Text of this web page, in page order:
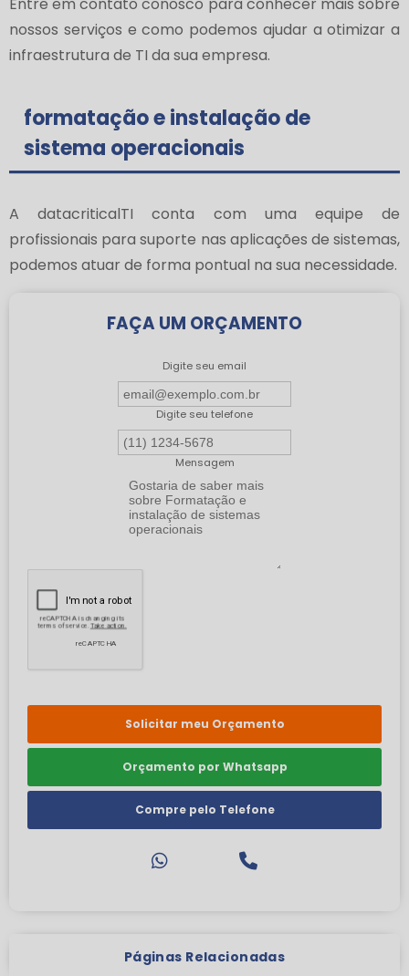
Entre em contato conosco para conhecer mais sobre
nossos serviços e como podemos ajudar a otimizar a
infraestrutura de TI da sua empresa.
formatação e instalação de
sistema operacionais
A datacriticalTI conta com uma equipe de
profissionais para suporte nas aplicações de sistemas,
podemos atuar de forma pontual na sua necessidade.
FAÇA UM ORÇAMENTO
Digite seu email
Digite seu telefone
Mensagem
Solicitar meu Orçamento
Orçamento por Whatsapp
Compre pelo Telefone
Páginas Relacionadas